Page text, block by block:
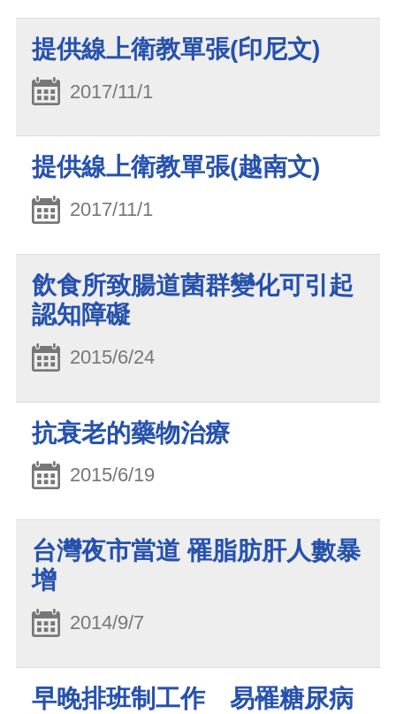
提供線上衛教單張(印尼文)
2017/11/1
提供線上衛教單張(越南文)
2017/11/1
飲食所致腸道菌群變化可引起
認知障礙
2015/6/24
抗衰老的藥物治療
2015/6/19
台灣夜市當道 罹脂肪肝人數暴
增
2014/9/7
早晚排班制工作 易罹糖尿病